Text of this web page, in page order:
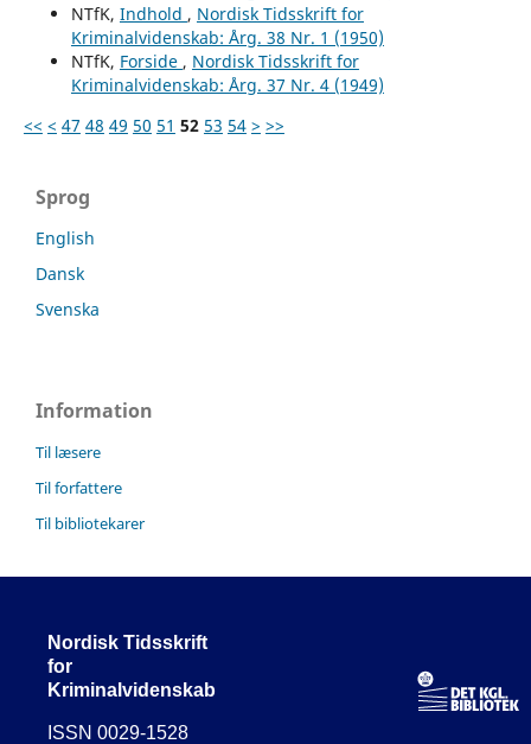
NTfK, Indhold , Nordisk Tidsskrift for
Kriminalvidenskab: Årg. 38 Nr. 1 (1950)
NTfK, Forside , Nordisk Tidsskrift for
Kriminalvidenskab: Årg. 37 Nr. 4 (1949)
<< < 47 48 49 50 51 52 53 54 > >>
Sprog
English
Dansk
Svenska
Information
Til læsere
Til forfattere
Til bibliotekarer
Nordisk Tidsskrift
for
Kriminalvidenskab
ISSN 0029-1528